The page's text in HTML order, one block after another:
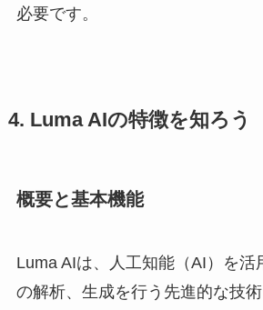
必要です。
4. Luma AIの特徴を知ろう
概要と基本機能
Luma AIは、人工知能（AI）を活
の解析、生成を行う先進的な技